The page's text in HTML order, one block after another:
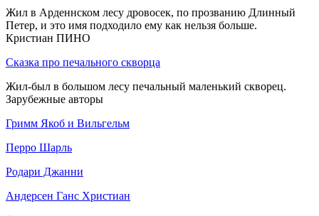
Жил в Арденнском лесу дровосек, по прозванию Длинный
Петер, и это имя подходило ему как нельзя больше.
Кристиан ПИНО
Сказка про печального скворца
Жил-был в большом лесу печальный маленький скворец.
Зарубежные авторы
Гримм Якоб и Вильгельм
Перро Шарль
Родари Джанни
Андерсен Ганс Христиан